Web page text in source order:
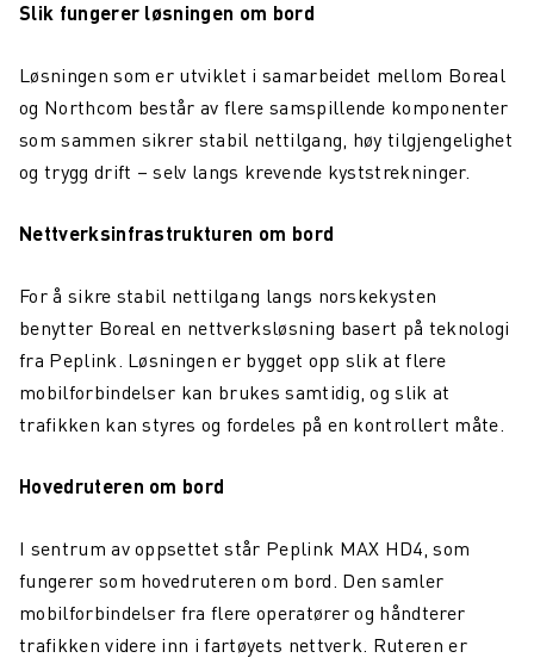
Slik fungerer løsningen om bord
Løsningen som er utviklet i samarbeidet mellom Boreal
og Northcom består av flere samspillende komponenter
som sammen sikrer stabil nettilgang, høy tilgjengelighet
og trygg drift – selv langs krevende kyststrekninger.
Nettverksinfrastrukturen om bord
For å sikre stabil nettilgang langs norskekysten
benytter Boreal en nettverksløsning basert på teknologi
fra Peplink. Løsningen er bygget opp slik at flere
mobilforbindelser kan brukes samtidig, og slik at
trafikken kan styres og fordeles på en kontrollert måte.
Hovedruteren om bord
I sentrum av oppsettet står Peplink MAX HD4, som
fungerer som hovedruteren om bord. Den samler
mobilforbindelser fra flere operatører og håndterer
trafikken videre inn i fartøyets nettverk. Ruteren er